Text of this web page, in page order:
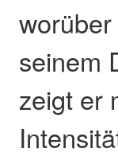
seinem
zeigt er